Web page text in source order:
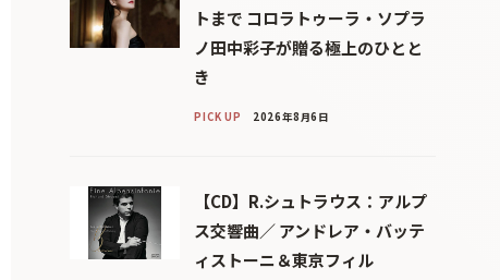
トまで コロラトゥーラ・ソプラ
ノ田中彩子が贈る極上のひとと
き
PICK UP 2026年8月6日
【CD】R.シュトラウス：アルプ
ス交響曲／ アンドレア・バッテ
ィストーニ＆東京フィル